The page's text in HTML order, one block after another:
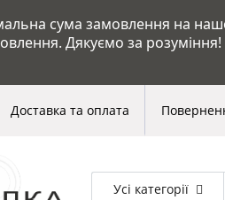
сума замовлення на
Дякуємо за розуміння!
Доставка та оплата
Усі категорії